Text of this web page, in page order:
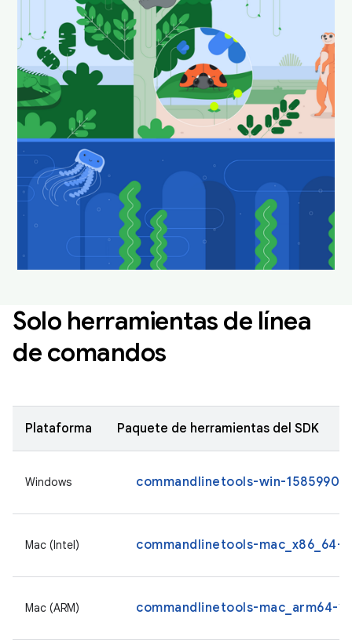
nuestros animales
favoritos de Android
Studio en su hábitat
natural.
Descarga y configúralos como fondo de pantalla
para que tu escritorio se vea divertido y fresco.
Solo herramientas de línea
de comandos
Plataforma Paquete de herramientas del SDK
Windows commandlinetools-win-
Mac (Intel) commandlinetools-mac_x86_64-
Mac (ARM) commandlinetools-mac_arm64-